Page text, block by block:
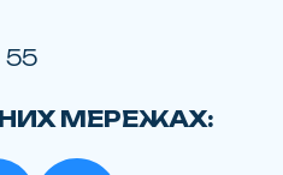
55
МЕРЕЖАХ: